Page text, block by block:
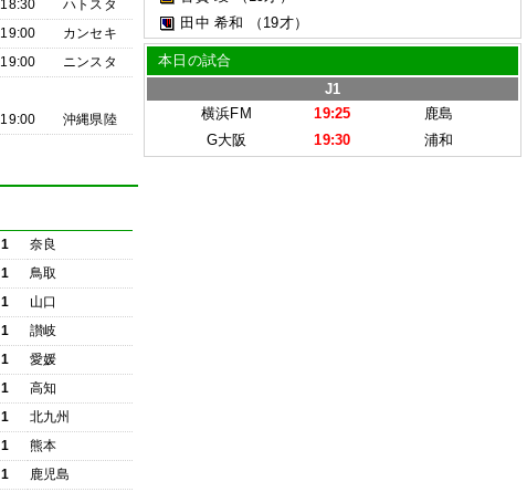
18:30
ハトスタ
19:00
カンセキ
19:00
ニンスタ
19:00 沖縄県陸
1
奈良
1
鳥取
1
山口
1
讃岐
1
愛媛
1
高知
1
北九州
1
熊本
1 鹿児島
田中 希和
（19才）
本日の試合
J1
横浜FM
19:25
鹿島
G大阪
19:30 浦和